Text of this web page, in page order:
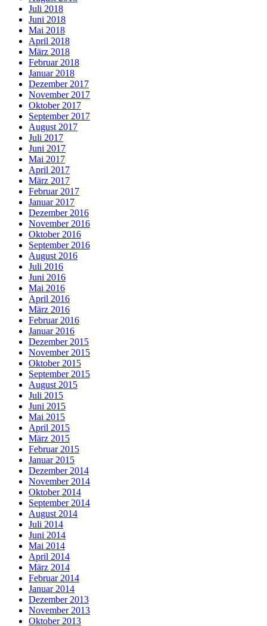
Juli 2018
Juni 2018
Mai 2018
April 2018
März 2018
Februar 2018
Januar 2018
Dezember 2017
November 2017
Oktober 2017
September 2017
August 2017
Juli 2017
Juni 2017
Mai 2017
April 2017
März 2017
Februar 2017
Januar 2017
Dezember 2016
November 2016
Oktober 2016
September 2016
August 2016
Juli 2016
Juni 2016
Mai 2016
April 2016
März 2016
Februar 2016
Januar 2016
Dezember 2015
November 2015
Oktober 2015
September 2015
August 2015
Juli 2015
Juni 2015
Mai 2015
April 2015
März 2015
Februar 2015
Januar 2015
Dezember 2014
November 2014
Oktober 2014
September 2014
August 2014
Juli 2014
Juni 2014
Mai 2014
April 2014
März 2014
Februar 2014
Januar 2014
Dezember 2013
November 2013
Oktober 2013